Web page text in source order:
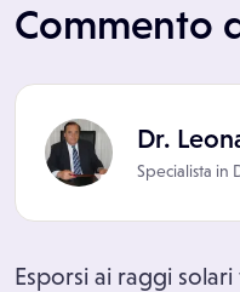
Commento
Dr.
Specialista in
Esporsi ai raggi